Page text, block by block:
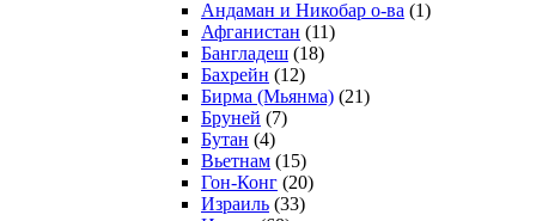
Андаман и Никобар о-ва (1)
Афганистан (11)
Бангладеш (18)
Бахрейн (12)
Бирма (Мьянма) (21)
Бруней (7)
Бутан (4)
Вьетнам (15)
Гон-Конг (20)
Израиль (33)